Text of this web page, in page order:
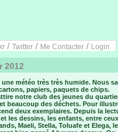
/ Twitter / Me Contacter / Login
2012
météo très très humide. Nous
papiers, paquets de chips.
notre club des jeunes du
beaucoup des déchets. Pour
deux exemplaires. Depuis la
les dessins, les enfants, entre
Maeli, Stella, Toluafe et Elega,